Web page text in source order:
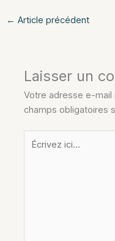
← Article précédent
Laisser un
Votre adresse e-mail
champs obligatoires
Écrivez